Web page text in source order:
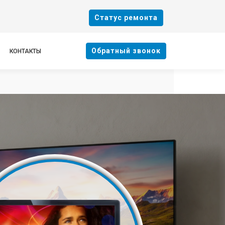
Cтатус ремонта
КОНТАКТЫ Oбратный звонок